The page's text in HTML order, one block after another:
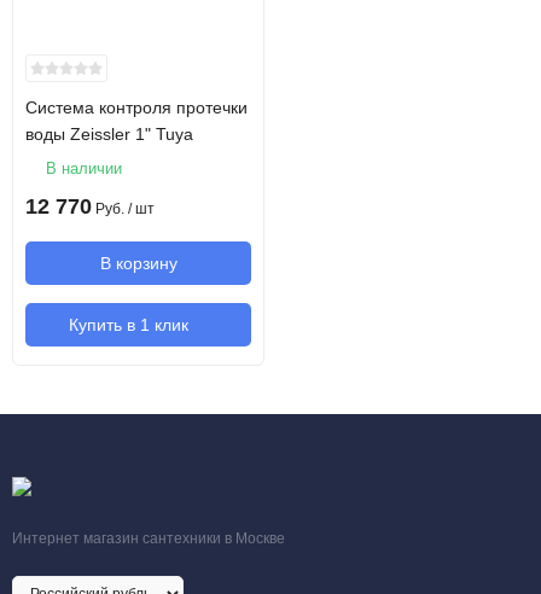
Система контроля протечки
воды Zeissler 1" Tuya
В наличии
12 770 Руб. / шт
В корзину
Купить в 1 клик
Интернет магазин сантехники в Москве